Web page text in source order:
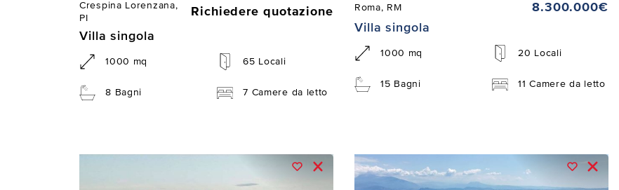
Crespina Lorenzana,
PI
Richiedere quotazione
Villa singola
1000 mq 65 Locali
8 Bagni 7 Camere da letto
Roma, RM
8.300.000€
Villa singola
1000 mq 20 Locali
15 Bagni 11 Camere da letto